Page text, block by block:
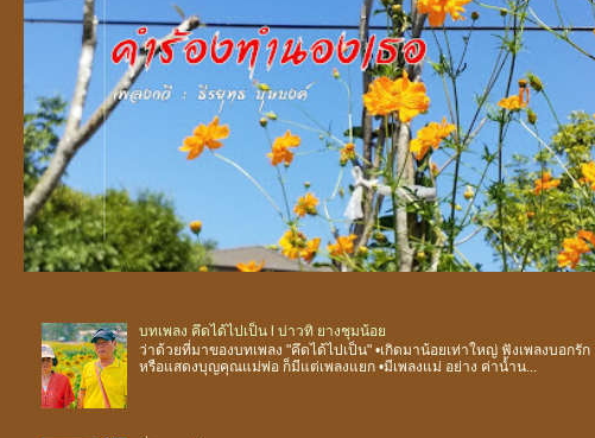
บทเพลง คึดได้ไปเป็น l บ่าวทิ ยางชุมน้อย
ว่าด้วยที่มาของบทเพลง "คึดได้ไปเป็น" •เกิดมาน้อยเท่าใหญ่ ฟังเพลงบอกรัก
หรือแสดงบุญคุณแม่พ่อ ก็มีแต่เพลงแยก •มีเพลงแม่ อย่าง ค่าน้ำน...